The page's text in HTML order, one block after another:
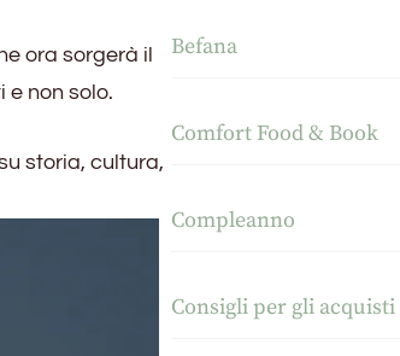
ora sorgerà il
non solo.
storia, cultura,
Befana
Comfort Food & Book
Compleanno
Consigli per gli acquisti